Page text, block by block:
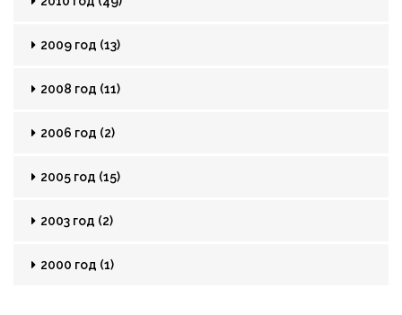
2009 год (13)
2008 год (11)
2006 год (2)
2005 год (15)
2003 год (2)
2000 год (1)